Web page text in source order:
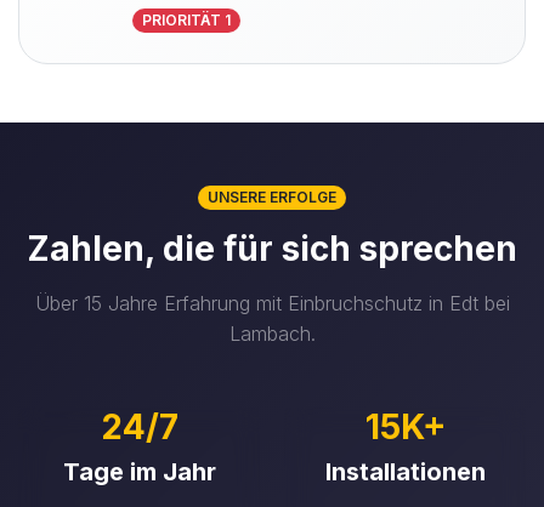
PRIORITÄT 1
UNSERE ERFOLGE
Zahlen, die für sich sprechen
Über 15 Jahre Erfahrung mit Einbruchschutz in Edt bei
Lambach.
24/7
Tage im Jahr
15K+
Installationen